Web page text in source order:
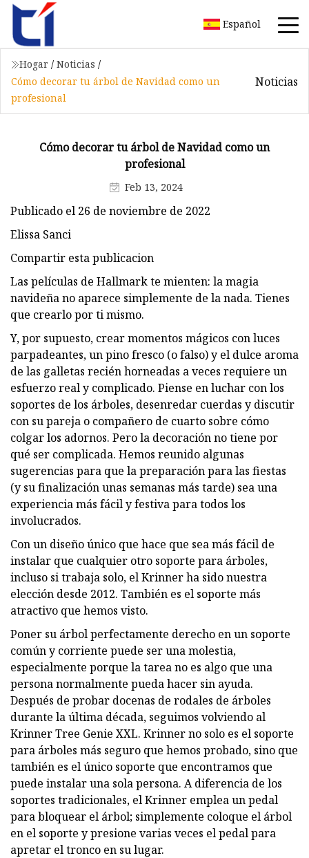
Español
Hogar / Noticias /
Cómo decorar tu árbol de Navidad como un
profesional
Noticias
Cómo decorar tu árbol de Navidad como un
profesional
Feb 13, 2024
Publicado el 26 de noviembre de 2022
Elissa Sanci
Compartir esta publicacion
Las películas de Hallmark te mienten: la magia
navideña no aparece simplemente de la nada. Tienes
que crearlo por ti mismo.
Y, por supuesto, crear momentos mágicos con luces
parpadeantes, un pino fresco (o falso) y el dulce aroma
de las galletas recién horneadas a veces requiere un
esfuerzo real y complicado. Piense en luchar con los
soportes de los árboles, desenredar cuerdas y discutir
con su pareja o compañero de cuarto sobre cómo
colgar los adornos. Pero la decoración no tiene por
qué ser complicada. Hemos reunido algunas
sugerencias para que la preparación para las fiestas
(y su finalización unas semanas más tarde) sea una
experiencia más fácil y festiva para todos los
involucrados.
Con un diseño único que hace que sea más fácil de
instalar que cualquier otro soporte para árboles,
incluso si trabaja solo, el Krinner ha sido nuestra
elección desde 2012. También es el soporte más
atractivo que hemos visto.
Poner su árbol perfectamente derecho en un soporte
común y corriente puede ser una molestia,
especialmente porque la tarea no es algo que una
persona normalmente pueda hacer sin ayuda.
Después de probar docenas de rodales de árboles
durante la última década, seguimos volviendo al
Krinner Tree Genie XXL. Krinner no solo es el soporte
para árboles más seguro que hemos probado, sino que
también es el único soporte que encontramos que
puede instalar una sola persona. A diferencia de los
soportes tradicionales, el Krinner emplea un pedal
para bloquear el árbol; simplemente coloque el árbol
en el soporte y presione varias veces el pedal para
apretar el tronco en su lugar.